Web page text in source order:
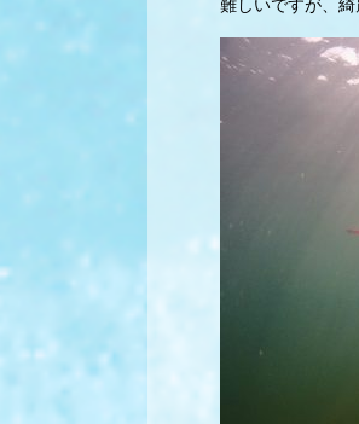
難しいですが、